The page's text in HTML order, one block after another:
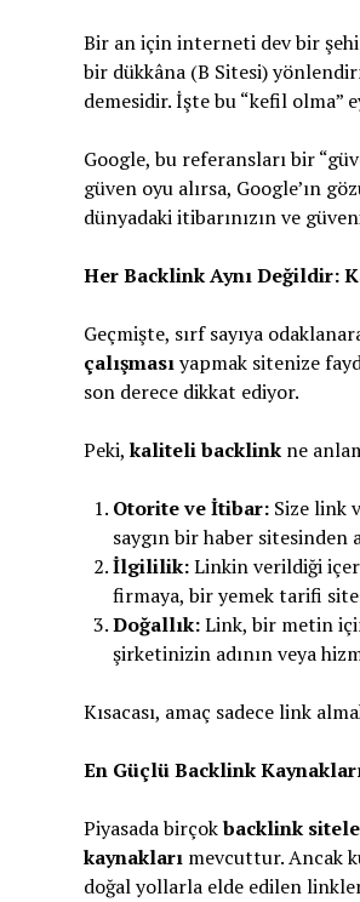
Bir an için interneti dev bir
bir dükkâna (B Sitesi)
demesidir. İşte bu “kefil olma”
Google, bu referansları bir
güven oyu alırsa, Google’ın
dünyadaki itibarınızın ve
Her Backlink Aynı Değildir:
Geçmişte, sırf sayıya
çalışmasıyapmak sitenize
son derece dikkat ediyor.
Peki,kaliteli backlinkne
Otorite ve İtibar:Size link
saygın bir haber
İlgililik:Linkin verildiği
firmaya, bir yemek tarifi
Doğallık:Link, bir metin
şirketinizin adının veya
Kısacası, amaç sadece link
En Güçlü Backlink
Piyasada birçokbacklink
kaynaklarımevcuttur. Ancak
doğal yollarla elde edilen